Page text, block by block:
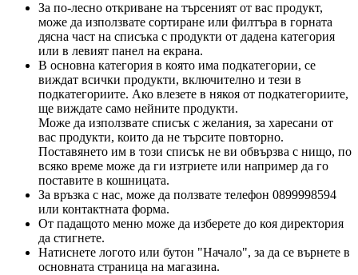
За по-лесно откриване на търсеният от вас продукт,
може да използвате сортиране или филтъра в горната
дясна част на списъка с продукти от дадена категория
или в левият панел на екрана.
В основна категория в която има подкатегории, се
виждат всички продукти, включително и тези в
подкатегориите. Ако влезете в някоя от подкатегориите,
ще виждате само нейните продукти.
Може да използвате списък с желания, за харесани от
вас продукти, които да не търсите повторно.
Поставянето им в този списък не ви обвързва с нищо, по
всяко време може да ги изтриете или например да го
поставите в кошницата.
За връзка с нас, може да ползвате телефон 0899998594
или контактната форма.
От падащото меню може да изберете до коя директория
да стигнете.
Натиснете логото или бутон "Начало", за да се върнете в
основната страница на магазина.